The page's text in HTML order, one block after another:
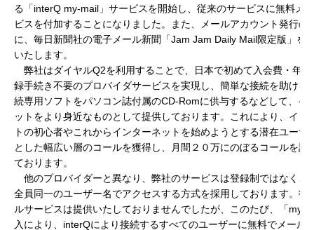
る「interQ my-mail」サービスを開始し、従来のサービスに無料メ
ビスを付加することになりました。また、メールアカウント発行の
に、毎日新聞社の電子メール新聞「Jam Jam Daily Mail限定版」を
いたします。
弊社はダイヤルQ2を利用することで、日本で初めて入会費・年会
録手続き不要のプロバイダサービスを実現し、簡単な接続を助ける
続専用ソフトをパソコン誌付属のCD-Romに供与するなどして、イ
ットをより身近なものとして提供しております。これにより、イン
トの初心者やこれからインターネットを始めようとする潜在ユーザ
とした幅広い層のコールを獲得し、月間２０万にのぼるコールを記
ております。
他のプロバイダーと異なり、弊社のサービスは登録制ではなく、
全員同一のユーザー名でアクセスする方式を採用しております。従
ルサービスは提供いたしておりませんでしたが、このたび、「my-
入により、interQにより接続するすべてのユーザーに無料でメール